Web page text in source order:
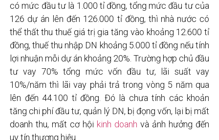
có mức đầu tư là 1.000 tỉ đồng, tổng mức đầu tư của
126 dự án lên đến 126.000 tỉ đồng, thì nhà nước có
thể thất thu thuế giá trị gia tăng vào khoảng 12.600 tỉ
đồng, thuế thu nhập DN khoảng 5.000 tỉ đồng nếu tính
lợi nhuận mỗi dự án khoảng 20%. Trường hợp chủ đầu
tư vay 70% tổng mức vốn đầu tư, lãi suất vay
10%/năm thì lãi vay phải trả trong vòng 5 năm qua
lên đến 44.100 tỉ đồng. Đó là chưa tính các khoản
tăng chi phí đầu tư, quản lý DN, bị đọng vốn, lại bị mất
doanh thu, mất cơ hội kinh doanh và ảnh hưởng đến
uy tín thương hiệu.